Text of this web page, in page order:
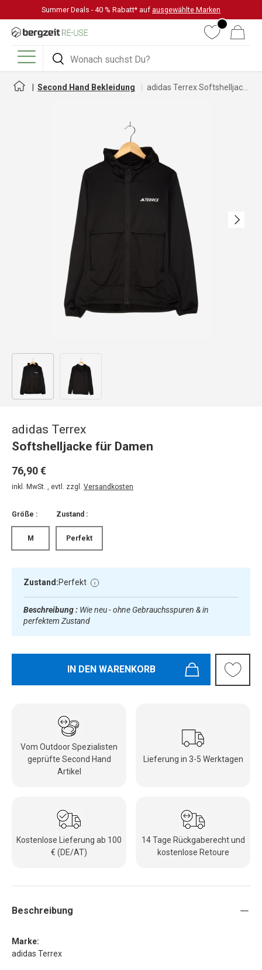
DIREKT ZUM INHALT
Summer Deals - 40 % Rabatt* auf ausgewählte Marken
Suchen
Suchen
WunschlisteWarenkorb
Menü
Second Hand Bekleidung
Nächste
Bild 1 in Galerieansicht laden
adidas Terrex
Softshelljacke für Damen
76,90 €
inkl. MwSt. , evtl. zzgl. Versandkosten
Größe :
M
Zustand :
Perfekt
Zustand:Perfekt
Beschreibung : Wie neu - ohne Gebrauchsspuren & in
perfektem Zustand
IN DEN WARENKORB
Vom Outdoor Spezialisten
geprüfte Second Hand
Artikel
Lieferung in 3-5 Werktagen
Kostenlose Lieferung ab 100
€ (DE/AT)
14 Tage Rückgaberecht und
kostenlose Retoure
Beschreibung
Marke:
adidas Terrex